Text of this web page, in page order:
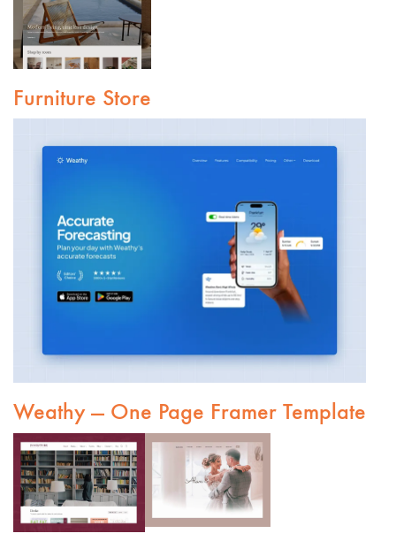
Furniture Store
Weathy — One Page Framer Template